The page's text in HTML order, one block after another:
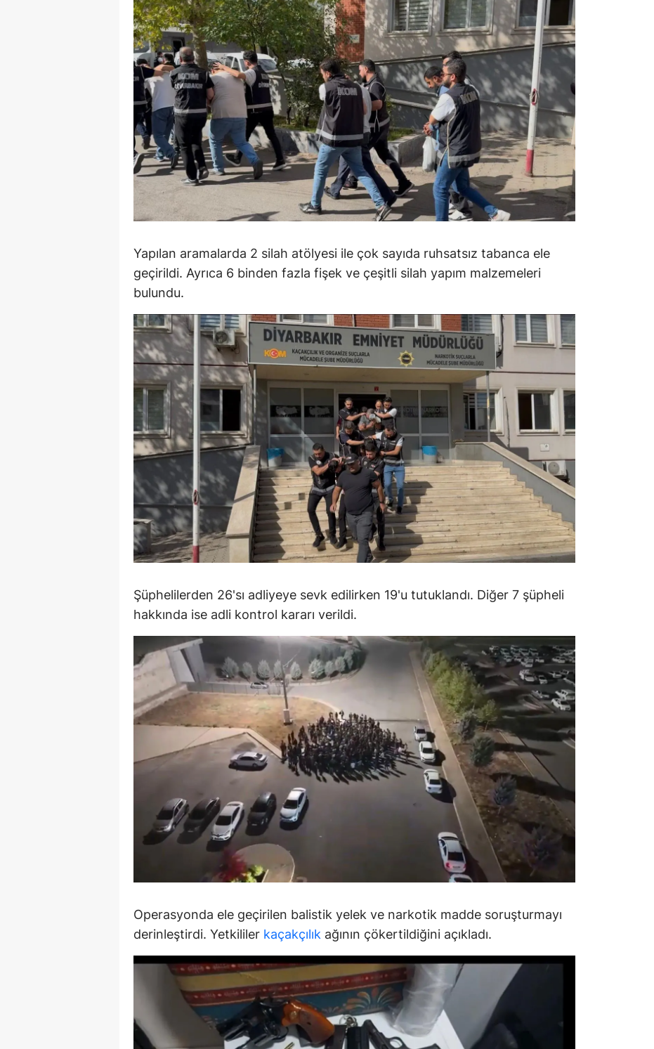
Mersin
İstanbul
İzmir
Kars
Kastamonu
Kayseri
Kırklareli
Kırşehir
Kocaeli
Konya
Malatya
Manisa
Kahramanmaraş
Mardin
Muğla
Muş
Nevşehir
Niğde
Ordu
Rize
Sakarya
Samsun
Siirt
Sinop
Sivas
Tekirdağ
Tokat
Şanlıurfa
Uşak
Van
Yozgat
Zonguldak
Aksaray
Yapılan aramalarda 2 silah atölyesi ile çok sayıda ruhsatsız tabanca ele
geçirildi. Ayrıca 6 binden fazla fişek ve çeşitli silah yapım malzemeleri
bulundu.
Şüphelilerden 26'sı adliyeye sevk edilirken 19'u tutuklandı. Diğer 7 şüpheli
hakkında ise adli kontrol kararı verildi.
Operasyonda ele geçirilen balistik yelek ve narkotik madde soruşturmayı
derinleştirdi. Yetkililer kaçakçılık ağının çökertildiğini açıkladı.